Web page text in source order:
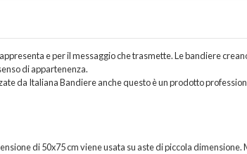
e per il messaggio che trasmette. Le bandiere
di appartenenza.
da Italiana Bandiere anche questo è un prodotto
di 50x75 cm viene usata su aste di piccola dimensione.